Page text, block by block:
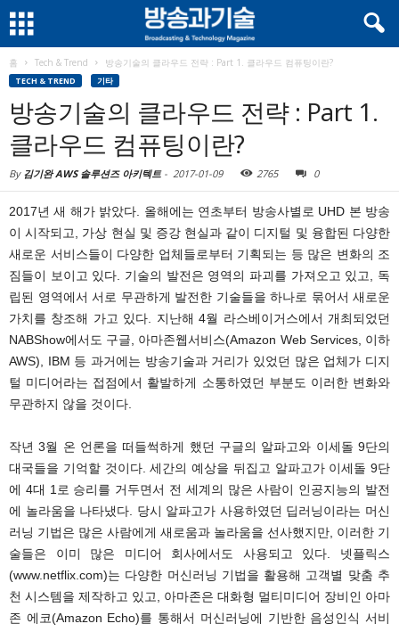
홈 Tech & Trend 방송기술의 클라우드 전략 : Part 1. 클라우드 컴퓨팅이란?
TECH & TREND 기타
방송기술의 클라우드 전략 : Part 1.
클라우드 컴퓨팅이란?
By 김기완 AWS 솔루션즈 아키텍트- 2017-01-09 2765 0
2017년 새 해가 밝았다. 올해에는 연초부터 방송사별로 UHD 본 방송
이 시작되고, 가상 현실 및 증강 현실과 같이 디지털 및 융합된 다양한
새로운 서비스들이 다양한 업체들로부터 기획되는 등 많은 변화의 조
짐들이 보이고 있다. 기술의 발전은 영역의 파괴를 가져오고 있고, 독
립된 영역에서 서로 무관하게 발전한 기술들을 하나로 묶어서 새로운
가치를 창조해 가고 있다. 지난해 4월 라스베이거스에서 개최되었던
NABShow에서도 구글, 아마존웹서비스(Amazon Web Services, 이하
AWS), IBM 등 과거에는 방송기술과 거리가 있었던 많은 업체가 디지
털 미디어라는 접점에서 활발하게 소통하였던 부분도 이러한 변화와
무관하지 않을 것이다.
작년 3월 온 언론을 떠들썩하게 했던 구글의 알파고와 이세돌 9단의
대국들을 기억할 것이다. 세간의 예상을 뒤집고 알파고가 이세돌 9단
에 4대 1로 승리를 거두면서 전 세계의 많은 사람이 인공지능의 발전
에 놀라움을 나타냈다. 당시 알파고가 사용하였던 딥러닝이라는 머신
러닝 기법은 많은 사람에게 새로움과 놀라움을 선사했지만, 이러한 기
술들은 이미 많은 미디어 회사에서도 사용되고 있다. 넷플릭스
(www.netflix.com)는 다양한 머신러닝 기법을 활용해 고객별 맞춤 추
천 시스템을 제작하고 있고, 아마존은 대화형 멀티미디어 장비인 아마
존 에코(Amazon Echo)를 통해서 머신러닝에 기반한 음성인식 서비